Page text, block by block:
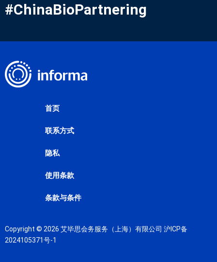
#ChinaBioPartnering
首页
联系方式
隐私
使用条款
条款与条件
Copyright © 2026 艾毕思会务服务（上海）有限公司 沪ICP备
2024105371号-1